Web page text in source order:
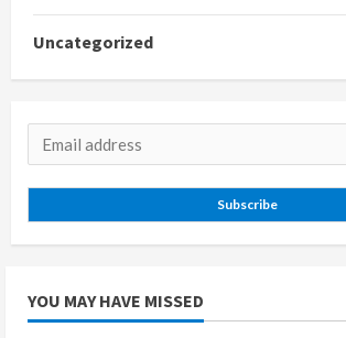
Uncategorized
Subscribe
YOU MAY HAVE MISSED